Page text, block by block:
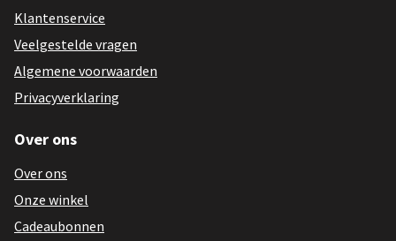
Klantenservice
Veelgestelde vragen
Algemene voorwaarden
Privacyverklaring
Over ons
Over ons
Onze winkel
Cadeaubonnen